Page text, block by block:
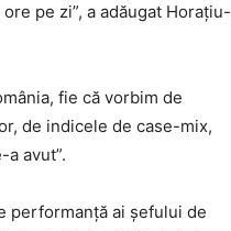
pe zi”, a adăugat Horațiu-
fie că vorbim de
de indicele de case-mix,
avut”.
performanță ai șefului de